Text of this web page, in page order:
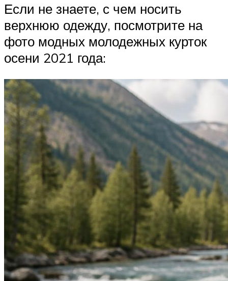
Если не знаете, с чем носить
верхнюю одежду, посмотрите на
фото модных молодежных курток
осени 2021 года: